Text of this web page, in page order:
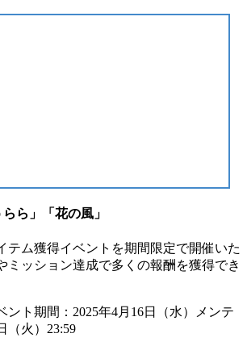
ら」「花の風」
テム獲得イベントを期間限定で開催いた
ミッション達成で多くの報酬を獲得でき
ント期間：2025年4月16日（水）メンテ
（火）23:59